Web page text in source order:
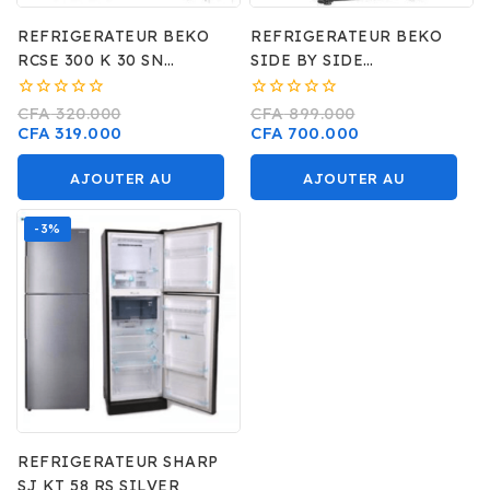
REFRIGERATEUR BEKO
RCSE 300 K 30 SN
COMBINE 4 TIROIRS
0
sur
5
CFA320.000
CFA 319.000
AJOUTER AU
PANIER
REFRIGERATEUR BEKO
SIDE BY SIDE
GN164022XBR
0
sur
5
CFA899.000
CFA 700.000
AJOUTER AU
PANIER
-3%
REFRIGERATEUR SHARP
SJ KT 58 RS SILVER